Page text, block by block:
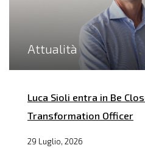
Attualità
Luca Sioli entra in Be
Transformation Officer
29 Luglio, 2026